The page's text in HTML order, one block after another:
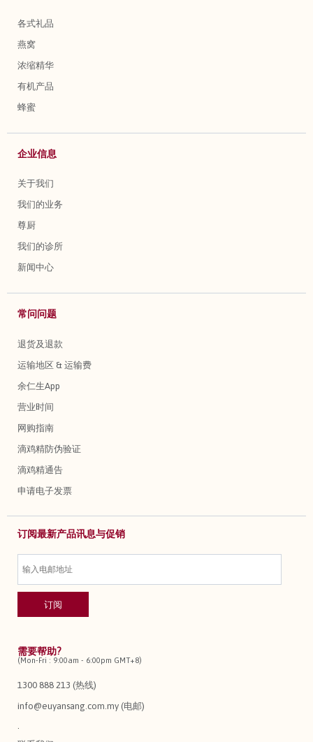
各式礼品
燕窝
浓缩精华
有机产品
蜂蜜
企业信息
关于我们
我们的业务
尊厨
我们的诊所
新闻中心
常问问题
退货及退款
运输地区 & 运输费
余仁生App
营业时间
网购指南
滴鸡精防伪验证
滴鸡精通告
申请电子发票
订阅最新产品讯息与促销
需要帮助?
(Mon-Fri : 9:00am - 6:00pm GMT+8)
1300 888 213 (热线)
info@euyansang.com.my (电邮)